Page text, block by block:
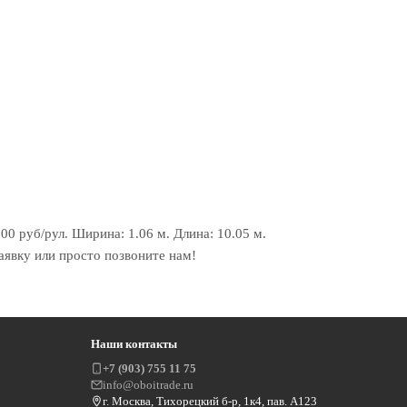
руб/рул. Ширина: 1.06 м. Длина: 10.05 м.
или просто позвоните нам!
Наши контакты
+7 (903) 755 11 75
info@oboitrade.ru
г. Москва, Тихорецкий б-р, 1к4, пав. А123